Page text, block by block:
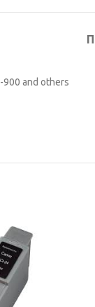
900 and others